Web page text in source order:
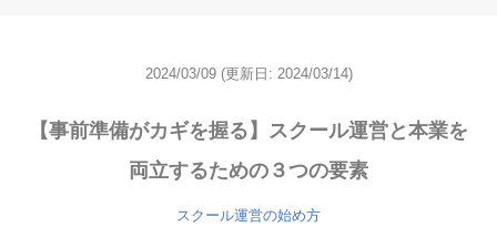
2024/03/09 (更新日: 2024/03/14)
【事前準備がカギを握る】スクール運営と本業を
両立するための３つの要素
スクール運営の始め方